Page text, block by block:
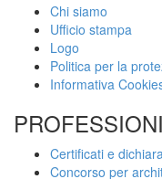
Chi siamo
Ufficio stampa
Logo
Politica per la
Informativa
Certificati e
Concorso per